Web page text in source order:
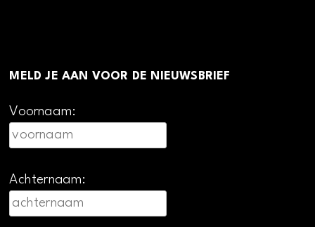
MELD JE AAN VOOR DE NIEUWSBRIEF
Voornaam:
Achternaam: